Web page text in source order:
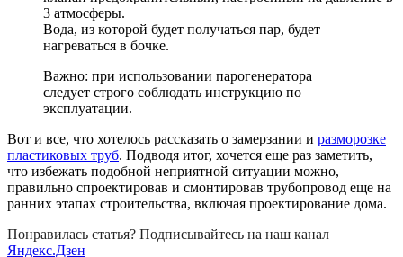
3 атмосферы.
Вода, из которой будет получаться пар, будет
нагреваться в бочке.
Важно: при использовании парогенератора
следует строго соблюдать инструкцию по
эксплуатации.
Вот и все, что хотелось рассказать о замерзании и разморозке
пластиковых труб. Подводя итог, хочется еще раз заметить,
что избежать подобной неприятной ситуации можно,
правильно спроектировав и смонтировав трубопровод еще на
ранних этапах строительства, включая проектирование дома.
Понравилась статья? Подписывайтесь на наш канал
Яндекс.Дзен